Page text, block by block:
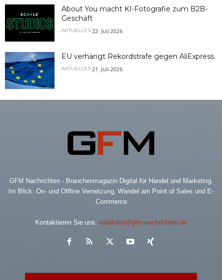
About You macht KI-Fotografie zum B2B-
Geschäft
AKTUELLES 22. Juli 2026
EU verhängt Rekordstrafe gegen AliExpress
AKTUELLES 21. Juli 2026
GFM Nachrichten - Branchenmagazin Digital für Handel und Marketing.
Im Blick: On- und Offline Vernetzung, Wandel am Point of Sales und E-
Commerce
Kontaktieren Sie uns: redaktion@gfm-nachrichten.de